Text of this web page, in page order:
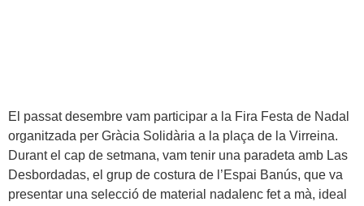
El passat desembre vam participar a la Fira Festa de Nadal
organitzada per Gràcia Solidària a la plaça de la Virreina.
Durant el cap de setmana, vam tenir una paradeta amb Las
Desbordadas, el grup de costura de l’Espai Banús, que va
presentar una selecció de material nadalenc fet a mà, ideal